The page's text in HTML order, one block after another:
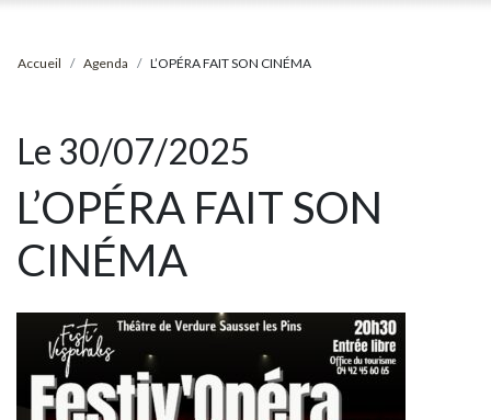
Accueil Agenda L’OPÉRA FAIT SON CINÉMA
Le 30/07/2025
L’OPÉRA FAIT SON
CINÉMA